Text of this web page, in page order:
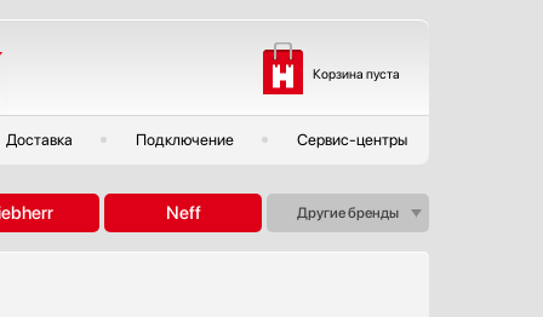
Корзина пуста
Доставка Подключение Сервис-центры
Neff Другие бренды